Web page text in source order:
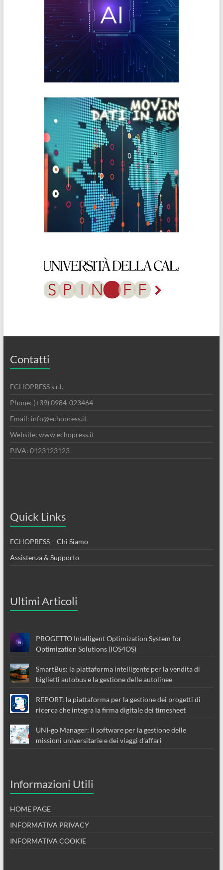
Contatti
ECHOPRESS s.r.l.
Phone: (+39) 0984-023464
Email: info@echopress.it
Website: www.echopress.it
P.IVA: 0123123123
Quick Links
ECHOPRESS – Chi Siamo
Assistenza & Supporto
Ultimi Articoli
PROGETTO Intelligent Optimization System for
Optimization Solutions (IOS4OS)
SmartBus: la piattaforma intelligente per la vendita di
biglietti autobus e la gestione delle autolinee
REPORT: la piattaforma per la gestione dei progetti di
ricerca che integra la firma digitale dei timesheet
UNI-go Manager: il software per la gestione delle
missioni universitarie e dei viaggi d’affari
Informazioni Utili
HOME PAGE
INFORMATIVA PRIVACY
INFORMATIVA COOKIE